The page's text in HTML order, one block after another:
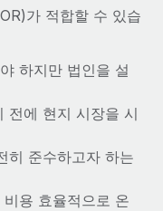
스타트업인 Reverse
계약직 인력 및 미국
Xero와의 통합과
Plus
계 어디서든 업무에 가
지급하도록 돕는 것
가 적합할 수 있습
하지만 법인을 설
전에 현지 시장을 시
히 준수하고자 하는
용 효율적으로 온